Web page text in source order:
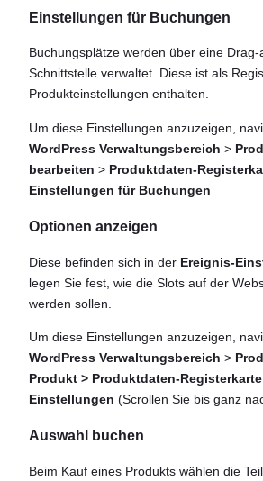
Einstellungen für Buchungen
Buchungsplätze werden über eine Drag-
Schnittstelle verwaltet. Diese ist als
Produkteinstellungen enthalten.
Um diese Einstellungen anzuzeigen,
WordPress Verwaltungsbereich >
bearbeiten > Produktdaten-
Einstellungen für Buchungen
Optionen anzeigen
Diese befinden sich in der Ereignis-
legen Sie fest, wie die Slots auf der
werden sollen.
Um diese Einstellungen anzuzeigen,
WordPress Verwaltungsbereich >
Produkt > Produktdaten-
Einstellungen (Scrollen Sie bis ganz
Auswahl buchen
Beim Kauf eines Produkts wählen die